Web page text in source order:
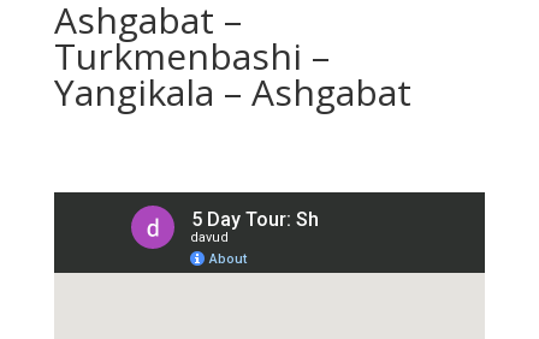
Ashgabat –
Turkmenbashi –
Yangikala – Ashgabat